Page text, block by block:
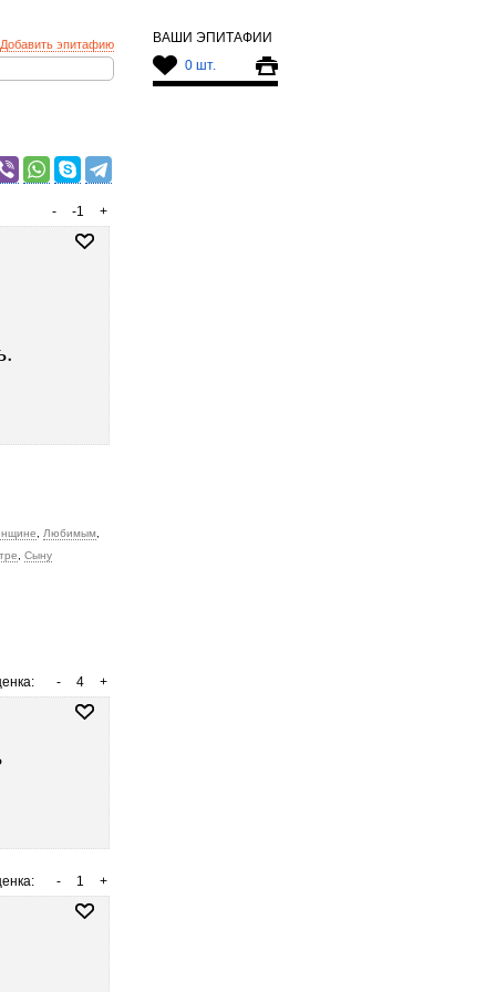
ВАШИ ЭПИТАФИИ
0 шт.
Добавить эпитафию
+
-1
-
Любимым
Сыну
+
4
-
+
1
-